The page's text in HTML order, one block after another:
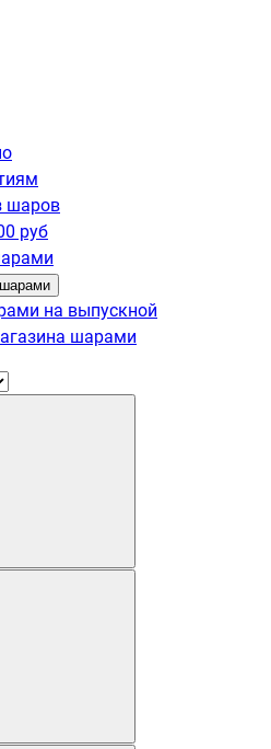
шаров
руб
на выпускной
шарами